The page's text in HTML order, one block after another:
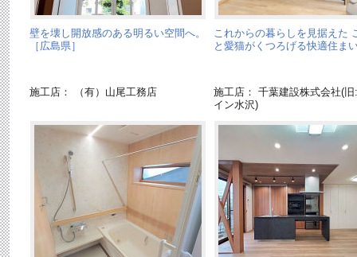
壁を壊し開放感のある明るい空間へ。
［広島県］
施工店： （有）山尾工務店
これからの暮らしを見据えた
と愛猫がくつろげる快適住ま
施工店： 千葉建設株式会社(
イン水沢)